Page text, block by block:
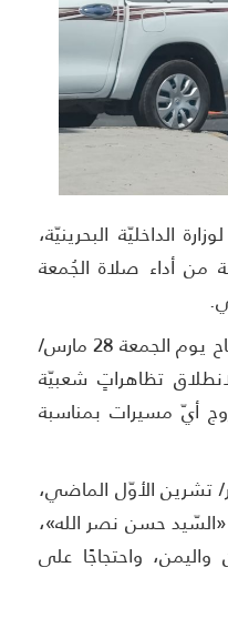
الداخليّة البحرينيّة،
من أداء صلاة الجُمعة
وعزّزت عناصر المرتزقة من وجودها في محيط جامع الإمام الصّادق «ع» منذ صباح يوم الجمعة 28 مارس/
لانطلاق تظاهراتٍ شعبيّة
أيّ مسيرات بمناسبة
تشرين الأوّل الماضي،
«السّيد حسن نصر الله»،
واحتجاجًا على